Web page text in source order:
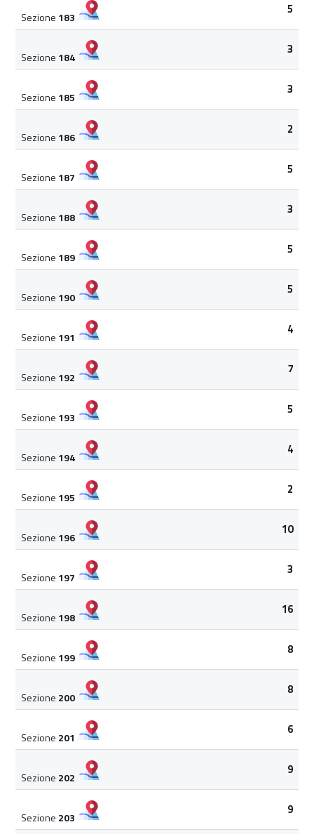
Sezione 183
5
Sezione 184
3
Sezione 185
3
Sezione 186
2
Sezione 187
5
Sezione 188
3
Sezione 189
5
Sezione 190
5
Sezione 191
4
Sezione 192
7
Sezione 193
5
Sezione 194
4
Sezione 195
2
Sezione 196
10
Sezione 197
3
Sezione 198
16
Sezione 199
8
Sezione 200
8
Sezione 201
6
Sezione 202
9
Sezione 203
9